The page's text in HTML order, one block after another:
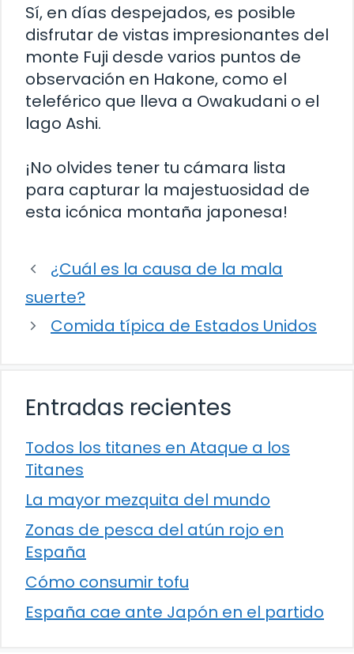
Sí, en días despejados, es posible
disfrutar de vistas impresionantes del
monte Fuji desde varios puntos de
observación en Hakone, como el
teleférico que lleva a Owakudani o el
lago Ashi.
¡No olvides tener tu cámara lista
para capturar la majestuosidad de
esta icónica montaña japonesa!
¿Cuál es la causa de la mala
suerte?
Comida típica de Estados Unidos
Entradas recientes
Todos los titanes en Ataque a los
Titanes
La mayor mezquita del mundo
Zonas de pesca del atún rojo en
España
Cómo consumir tofu
España cae ante Japón en el partido